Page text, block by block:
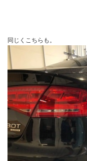
同じくこちらも。